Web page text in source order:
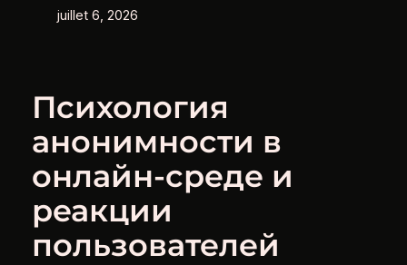
juillet 6, 2026
Психология
анонимности в
онлайн-среде и
реакции
пользователей